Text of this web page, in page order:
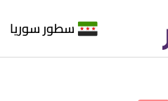
سطور سوريا